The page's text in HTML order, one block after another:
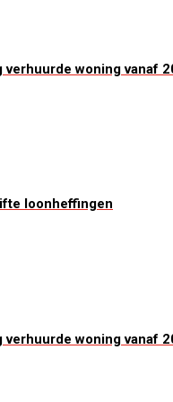
woning vanaf
loonheffingen
woning vanaf